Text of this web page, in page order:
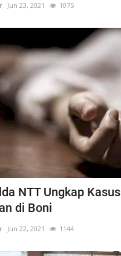
Jun 23, 2021 1075
NTT Ungkap Kasus
di Boni
Jun 22, 2021 1144